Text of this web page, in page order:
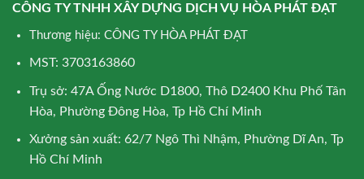
CÔNG TY TNHH XÂY DỰNG DỊCH VỤ HÒA PHÁT ĐẠT
Thương hiệu: CÔNG TY HÒA PHÁT ĐẠT
MST: 3703163860
Trụ sở: 47A Ống Nước D1800, Thô D2400 Khu Phố Tân
Hòa, Phường Đông Hòa, Tp Hồ Chí Minh
Xưởng sản xuất: 62/7 Ngô Thì Nhậm, Phường Dĩ An, Tp
Hồ Chí Minh